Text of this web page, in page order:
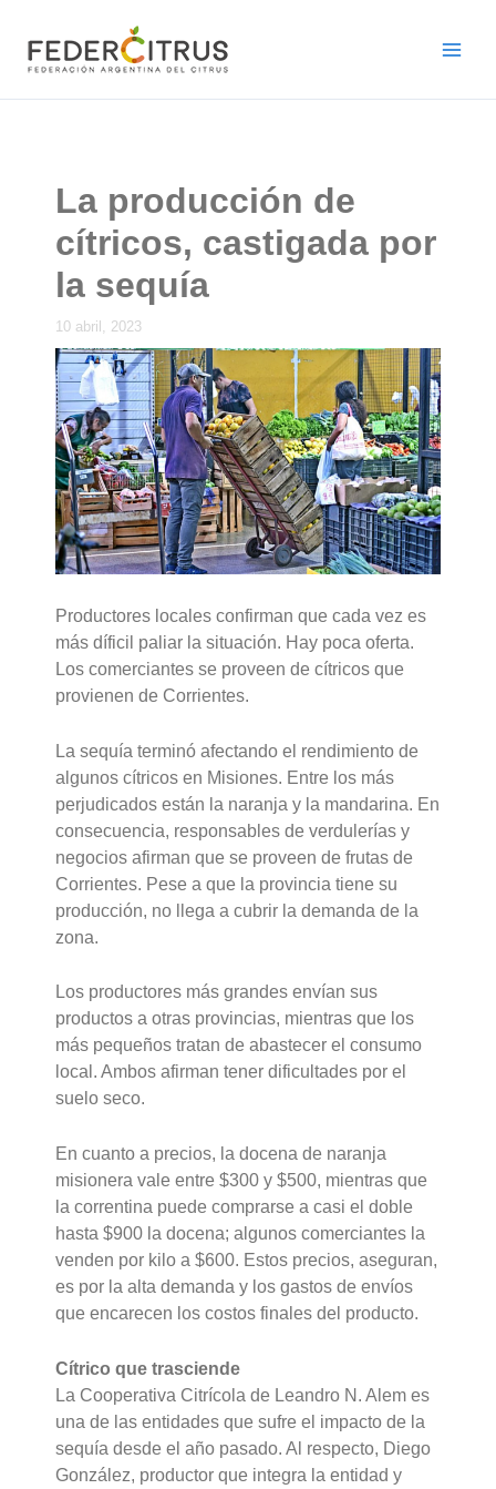
contenido
La producción de
cítricos, castigada por
la sequía
10 abril, 2023
Productores locales confirman que cada vez es
más díficil paliar la situación. Hay poca oferta.
Los comerciantes se proveen de cítricos que
provienen de Corrientes.
La sequía terminó afectando el rendimiento de
algunos cítricos en Misiones. Entre los más
perjudicados están la naranja y la mandarina. En
consecuencia, responsables de verdulerías y
negocios afirman que se proveen de frutas de
Corrientes. Pese a que la provincia tiene su
producción, no llega a cubrir la demanda de la
zona.
Los productores más grandes envían sus
productos a otras provincias, mientras que los
más pequeños tratan de abastecer el consumo
local. Ambos afirman tener dificultades por el
suelo seco.
En cuanto a precios, la docena de naranja
misionera vale entre $300 y $500, mientras que
la correntina puede comprarse a casi el doble
hasta $900 la docena; algunos comerciantes la
venden por kilo a $600. Estos precios, aseguran,
es por la alta demanda y los gastos de envíos
que encarecen los costos finales del producto.
Cítrico que trasciende
La Cooperativa Citrícola de Leandro N. Alem es
una de las entidades que sufre el impacto de la
sequía desde el año pasado. Al respecto, Diego
González, productor que integra la entidad y